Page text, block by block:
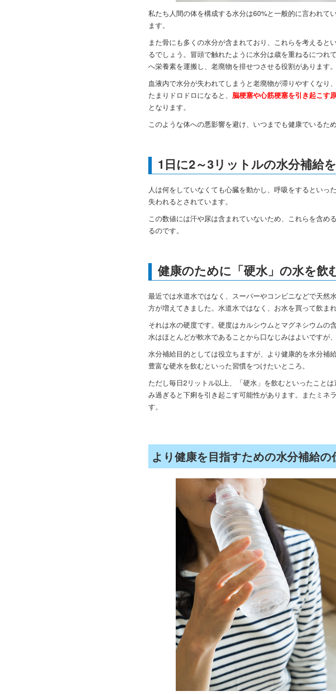
私たち人間の体を構成する水分は60%と一般的に言われ
ます。
また骨にも多くの水分が含まれており、これらを考える
るでしょう。冒頭で触れたように水分は歳を重ねるにつ
へ栄養素を運搬し、老廃物を排せつさせる役割があります。
血液内で水分が失われてしまうと老廃物が滞りやすくな
たまりドロドロになると、 脳梗塞や心筋梗塞を引き起こす
となります。
このような体への悪影響を避け、いつまでも健康でいるた
1日に2～3リットルの水分補給
人は何をしていなくても心臓を動かし、呼吸をするとい
失われるとされています。
この数値には汗や尿は含まれていないため、これらを含め
るのです。
健康のために「硬水」の水を飲
最近では水道水ではなく、スーパーやコンビニなどで天然
方が増えてきました。水道水ではなく、お水を買って飲ま
それは水の硬度です。硬度はカルシウムとマグネシウム
水はほとんどが軟水であることから口なじみはよいですが
水分補給目的としては役立ちますが、より健康的を水分
豊富な硬水を飲むといった習慣をつけたいところ。
ただし毎日2リットル以上、「硬水」を飲むといったこと
み過ぎると下痢を引き起こす可能性があります。またミネ
す。
より健康を目指すための水分補給の